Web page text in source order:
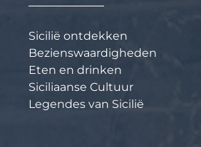
Sicilië ontdekken
Bezienswaardigheden
Eten en drinken
Siciliaanse Cultuur
Legendes van Sicilië